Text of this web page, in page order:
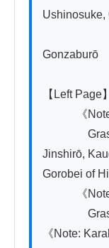
Ushinosuke,
Gonzaburō
【Left Page】
《Note:
Grass
Jinshirō,
Gorobei of
《Note:
Grass
《Note: